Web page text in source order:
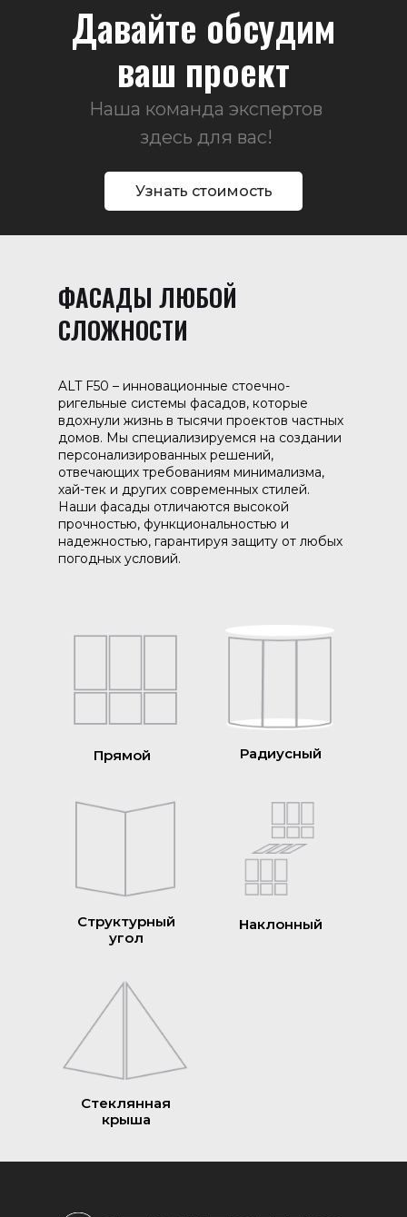
Давайте обсудим
ваш проект
Наша команда экспертов
здесь для вас!
Узнать стоимость
Структурный
угол
Наклонный
Стеклянная
крыша
Прямой
ФАСАДЫ ЛЮБОЙ
СЛОЖНОСТИ
ALT F50 – инновационные стоечно-
ригельные системы фасадов, которые
вдохнули жизнь в тысячи проектов частных
домов. Мы специализируемся на создании
персонализированных решений,
отвечающих требованиям минимализма,
хай-тек и других современных стилей.
Наши фасады отличаются высокой
прочностью, функциональностью и
надежностью, гарантируя защиту от любых
погодных условий.
Радиусный